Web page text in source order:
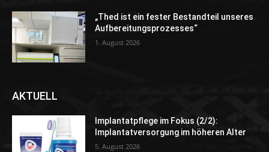
„Thed ist ein fester Bestandteil unseres
Aufbereitungsprozesses“
1. August 2026
AKTUELL
Implantatpflege im Fokus (2/2):
Implantatversorgung im höheren Alter
5. August 2026